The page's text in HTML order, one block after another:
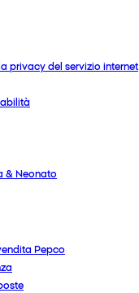
privacy del servizio internet
& Neonato
Pepco